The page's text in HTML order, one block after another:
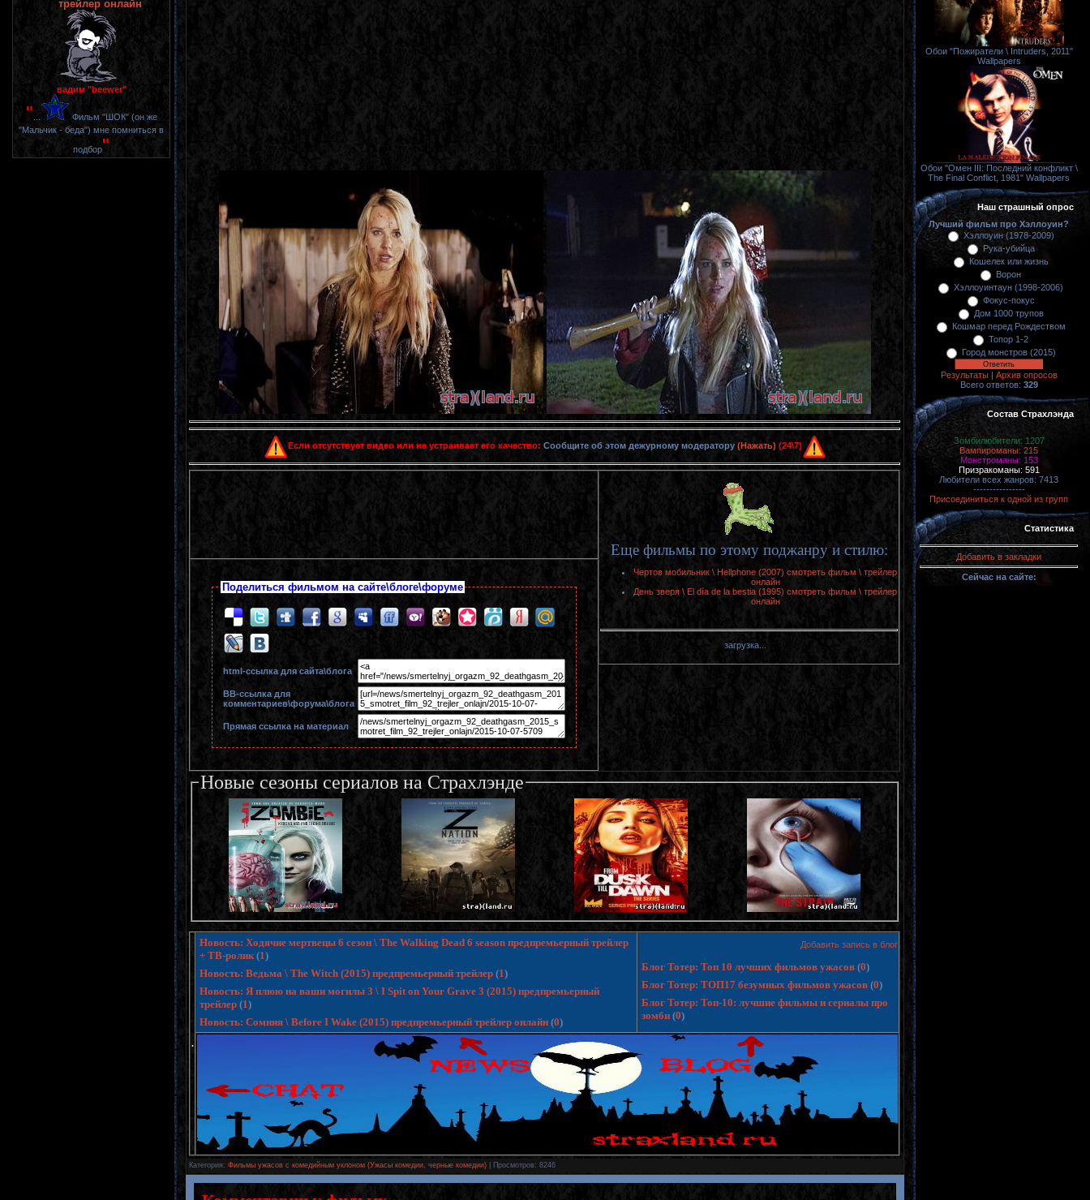
трейлер онлайн
вадим "beewer"
"
Фильм "ШОК" (он же
"Мальчик - беда") мне помниться в
подбор"
Если отсутствует видео или не устраивает его качество: Сообщите об этом дежурному модератору (Нажать) (24\7)
Еще фильмы по этому поджанру и стилю:
Чертов мобильник \ Hellphone (2007) смотреть фильм \ трейлер
онлайн
День зверя \ El día de la bestia (1995) смотреть фильм \ трейлер
онлайн
загрузка...
Поделиться фильмом на сайте\блоге\форуме
html-cсылка для сайта\блога
BB-cсылка для
комментариев\форума\блога
Прямая ссылка на материал
Новые сезоны сериалов на Страхлэнде
.
Новость: Ходячие мертвецы 6 сезон \ The Walking Dead 6 season предпремьерный трейлер
+ ТВ-ролик (1)
Новость: Ведьма \ The Witch (2015) предпремьерный трейлер (1)
Новость: Я плюю на ваши могилы 3 \ I Spit on Your Grave 3 (2015) предпремьерный
трейлер (1)
Новость: Сомния \ Before I Wake (2015) предпремьерный трейлер онлайн (0)
Добавить запись в блог
Блог Тотер: Топ 10 лучших фильмов ужасов (0)
Блог Тотер: ТОП17 безумных фильмов ужасов (0)
Блог Тотер: Топ-10: лучшие фильмы и сериалы про
зомби (0)
Категория: Фильмы ужасов с комедийным уклоном (Ужасы комедии, черные комедии) Просмотров: 8246
Обои "Пожиратели \ Intruders, 2011"
Wallpapers
Обои "Омен III: Последний конфликт \
The Final Conflict, 1981" Wallpapers
Наш страшный опрос
Лучший фильм про Хэллоуин?
Хэллоуин (1978-2009)
Рука-убийца
Кошелек или жизнь
Ворон
Хэллоуинтаун (1998-2006)
Фокус-покус
Дом 1000 трупов
Кошмар перед Рождеством
Топор 1-2
Город монстров (2015)
Результаты| Архив опросов
Всего ответов: 329
Состав Страхлэнда
Зомбилюбители: 1207
Вампироманы: 215
Монстроманы: 153
Призракоманы: 591
Любители всех жанров: 7413
----------------
Присоединиться к одной из групп
Статистика
Добавить в закладки
Сейчас на сайте: